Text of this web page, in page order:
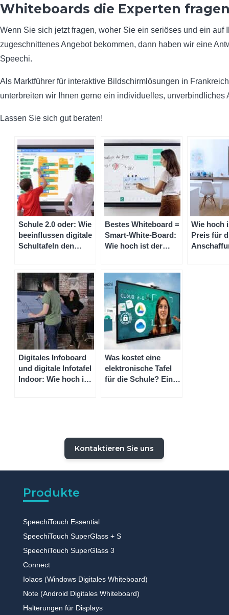
Whiteboards die Experten
Wenn Sie sich jetzt fragen, woher Sie ein seriöses und ein auf
zugeschnittenes Angebot bekommen, dann haben wir eine
Speechi.
Als Marktführer für interaktive Bildschirmlösungen in
unterbreiten wir Ihnen gerne ein individuelles, unverbindliches
Lassen Sie sich gut beraten!
Schule 2.0 oder: Wie
beeinflussen digitale
Schultafeln den
wie hoch ist der
Preis für die Schule?
Bestes Whiteboard =
Smart-White-Board:
Wie hoch ist der
Wie hoch
Preis für
Digitales Infoboard
und digitale Infotafel
Indoor: Wie hoch ist
Was kostet eine
elektronische Tafel
für die Schule? Ein
Kontaktieren Sie uns
Produkte
SpeechiTouch Essential
SpeechiTouch SuperGlass + S
SpeechiTouch SuperGlass 3
Connect
Iolaos (Windows Digitales Whiteboard)
Note (Android Digitales Whiteboard)
Halterungen für Displays